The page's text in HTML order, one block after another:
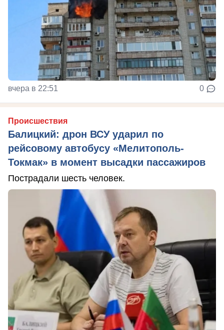
вчера в 22:51 0
Происшествия
Балицкий: дрон ВСУ ударил по
рейсовому автобусу «Мелитополь-
Токмак» в момент высадки пассажиров
Пострадали шесть человек.